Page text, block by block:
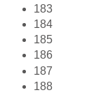
183
184
185
186
187
188